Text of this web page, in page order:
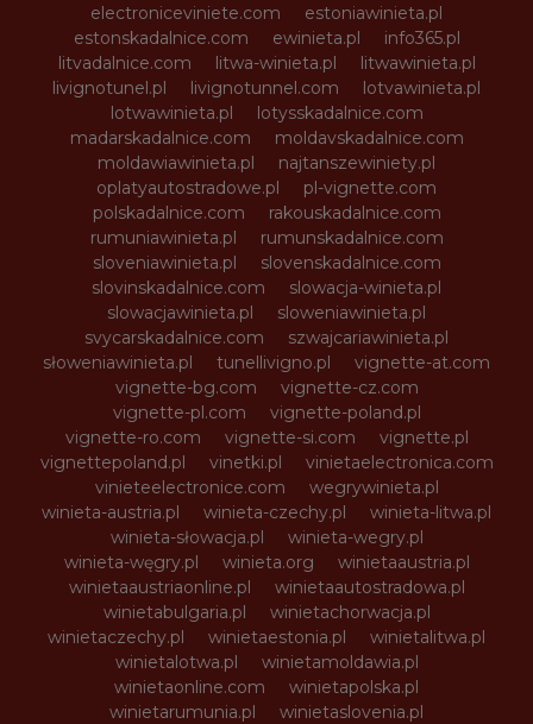
electroniceviniete.com
estoniawinieta.pl
estonskadalnice.com
ewinieta.pl
info365.pl
litvadalnice.com
litwa-winieta.pl
litwawinieta.pl
livignotunel.pl
livignotunnel.com
lotvawinieta.pl
lotwawinieta.pl
lotysskadalnice.com
madarskadalnice.com
moldavskadalnice.com
moldawiawinieta.pl
najtanszewiniety.pl
oplatyautostradowe.pl
pl-vignette.com
polskadalnice.com
rakouskadalnice.com
rumuniawinieta.pl
rumunskadalnice.com
sloveniawinieta.pl
slovenskadalnice.com
slovinskadalnice.com
slowacja-winieta.pl
slowacjawinieta.pl
sloweniawinieta.pl
svycarskadalnice.com
szwajcariawinieta.pl
słoweniawinieta.pl
tunellivigno.pl
vignette-at.com
vignette-bg.com
vignette-cz.com
vignette-pl.com
vignette-poland.pl
vignette-ro.com
vignette-si.com
vignette.pl
vignettepoland.pl
vinetki.pl
vinietaelectronica.com
vinieteelectronice.com
wegrywinieta.pl
winieta-austria.pl
winieta-czechy.pl
winieta-litwa.pl
winieta-słowacja.pl
winieta-wegry.pl
winieta-węgry.pl
winieta.org
winietaaustria.pl
winietaaustriaonline.pl
winietaautostradowa.pl
winietabulgaria.pl
winietachorwacja.pl
winietaczechy.pl
winietaestonia.pl
winietalitwa.pl
winietalotwa.pl
winietamoldawia.pl
winietaonline.com
winietapolska.pl
winietarumunia.pl
winietaslovenia.pl